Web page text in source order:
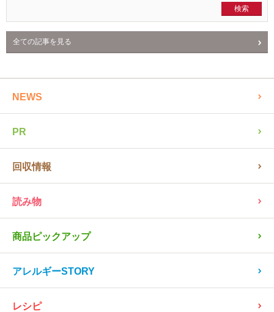
全ての記事を見る
NEWS
PR
回収情報
読み物
商品ピックアップ
アレルギーSTORY
レシピ